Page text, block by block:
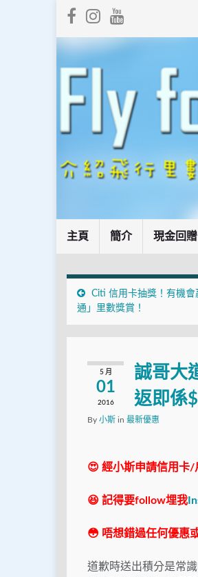
主頁 簡介 現金回
Citi 信用卡抽獎！有機
通」里數獎賞！
5 月
01
2016
誠哥大
返即係
By 小斯 in 最新優惠
😍 經小斯申請信用卡
😆 記得要follow埋我
😳 唔想錯過任何優惠
道歉時送出積分是常